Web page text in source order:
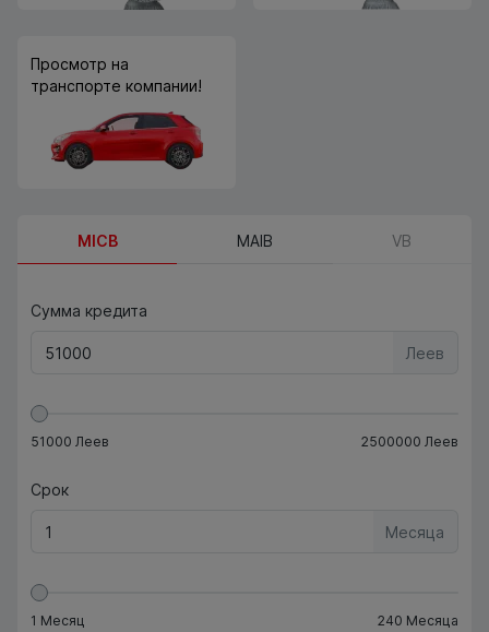
Просмотр на
транспорте компании!
MICB MAIB VB
Сумма кредита
Леев
51000 Леев 2500000 Леев
Срок
Месяца
1 Месяц 240 Месяца